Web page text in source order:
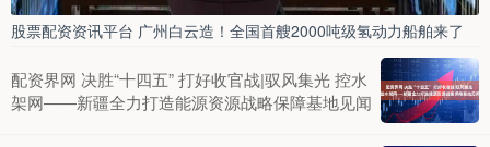
股票配资资讯平台 广州白云造！全国首艘2000吨级氢动力船舶来了
配资界网 决胜“十四五” 打好收官战|驭风集光 控水
架网——新疆全力打造能源资源战略保障基地见闻